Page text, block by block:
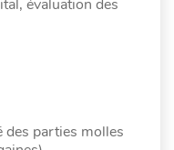
évaluation des
des parties molles